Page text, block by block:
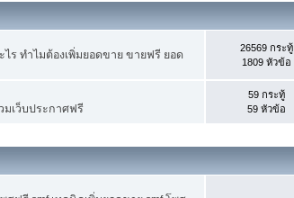
ร ทำไมต้องเพิ่มยอดขาย ขายฟรี ยอด
26569 กระทู้
1809 หัวข้อ
มเว็บประกาศฟรี
59 กระทู้
59 หัวข้อ